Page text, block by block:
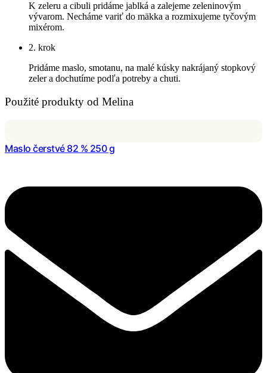
K zeleru a cibuli pridáme jablká a zalejeme zeleninovým
vývarom. Necháme variť do mäkka a rozmixujeme tyčovým
mixérom.
2. krok
Pridáme maslo, smotanu, na malé kúsky nakrájaný stopkový
zeler a dochutíme podľa potreby a chuti. ​
Použité produkty od Melina
Maslo čerstvé 82 % 250 g